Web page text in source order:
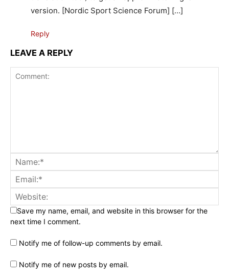
version. [Nordic Sport Science Forum] […]
Reply
LEAVE A REPLY
Save my name, email, and website in this browser for the
next time I comment.
Notify me of follow-up comments by email.
Notify me of new posts by email.